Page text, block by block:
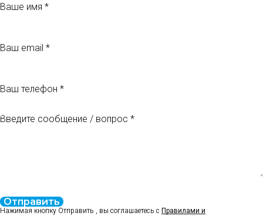
Введите сообщение / вопрос
Отправить
Нажимая кнопку Отправить , вы соглашаетесь с Правилами и